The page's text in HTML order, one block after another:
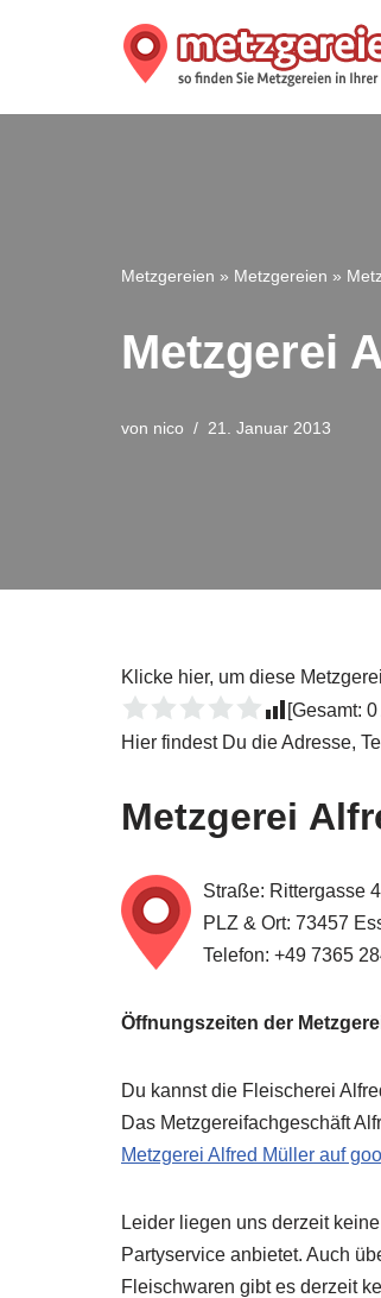
Metzgereien » Metzgereien »
Metzgerei
von nico 21. Januar 2013
Klicke hier, um diese
[Gesamt: 0
Hier findest Du die Adresse,
Metzgerei
Straße: Rittergasse 4
PLZ & Ort: 73457
Telefon: +49 7365
Öffnungszeiten der
Du kannst die Fleischerei
Das Metzgereifachgeschäft
Metzgerei Alfred Müller auf
Leider liegen uns derzeit
Partyservice anbietet. Auch
Fleischwaren gibt es derzeit